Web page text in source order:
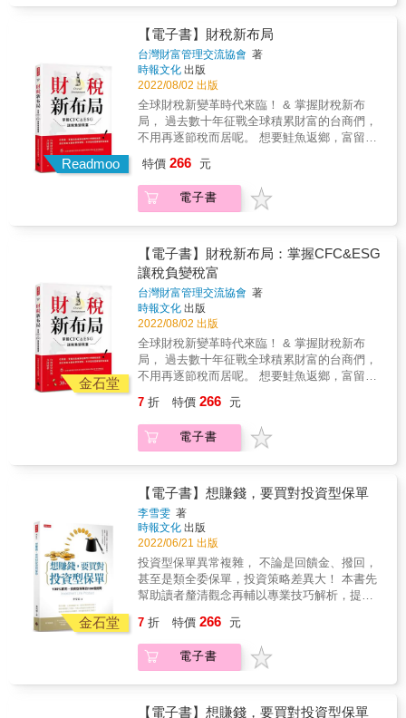
業、生活習慣和環境等不同，保單需求也不一
樣，不是每一種保險都要買！ ▲保險不是有買
就好，買錯保單繳一堆保費，小心最後不理
賠！ 買汽車會比較廠牌性能，買化妝品會比較
品牌功能。但是！很多人買保單卻不肯先做功
課，不是嫌種類太複雜麻煩，就是看到落落長
的條文先嚇到退三步，業務說買什麼就買什
麼，等到要申請醫療理賠時才發現自己買的是
儲蓄險，根本欲哭無淚＠＠ ▲保險專有名詞五
花八門，條款文字處處是陷阱 保險金額不等於
投保金額；保險費不等於保險費率。其他還有
預定利率、宣告利率、保單價值準備金、解約
金⋯⋯簡直讓人頭昏眼花。沒問題！《3天搞懂
▲打破錯誤的保險迷思，讓你辛苦賺來的錢花
在刀口上 家裡上有老，下有小，要先幫誰買保
單？買「儲蓄險」是在守財還是散財？「投資
型保單」是在避險還是冒險？保單可以分紅，
讓你滿心期待？保險買得多、金額繳得多，就
是最好的保障？本書將逐一說明各種對保險的
美麗誤會，幫你一邊守好錢包，一邊做好規
劃，迎接美滿無憂的人生！ 本書特色 1.循序漸
進的一問一答方式，讓保險小白迅速掌握買保
單的重點！ 2.自己先搞懂保險基本知識，不被
期間、停效、自負額、增加保額⋯本書以淺顯
直接的方式解釋專有名詞，另有筆記專欄詳細
解說，輕鬆易懂！ 3.完全圖解！將關鍵重點全
必死記硬背，自然而然融會貫通！附有各種圖
表、案例，快速找到重點、容易記憶。 4.專為
金字塔頂端客戶服務的梁亦鴻老師親自授課：
精心規劃3天課程，不用花時間出門上課，教你
如何分析本身需求，結合有利條件，幫未來的
自己和家人有效轉嫁風險，做好全方位規劃！
&
調升之後，儲蓄險的報酬還會高於定存嗎？ ・
投資型保單的「保費」不是固定，「保額」也
是變動的 ・實支實付醫療險真的會「實支實
付」嗎？ ・理賠金額遠不如預期、甚至無法理
賠時，該怎麼辦？ ・哪些是會被國稅局盯上的
投保特徵？ ・繳不出保費只好解約，已繳的就
當放水流。難道沒有其他辦法嗎？ ▲保險商品
百百款，哪些才是你最需要，也最符合你的需
求？ 保險基本上分為人身保險（壽險、醫療
險等）和財產保險（汽機車保險、住宅保險、
寵物險、責任保險等）。因為個人的年齡、職
業、生活習慣和環境等不同，保單需求也不一
樣，不是每一種保險都要買！ ▲保險不是有買
就好，買錯保單繳一堆保費，小心最後不理
賠！ 買汽車會比較廠牌性能，買化妝品會比較
品牌功能。但是！很多人買保單卻不肯先做功
課，不是嫌種類太複雜麻煩，就是看到落落長
的條文先嚇到退三步，業務說買什麼就買什
麼，等到要申請醫療理賠時才發現自己買的是
儲蓄險，根本欲哭無淚＠＠ ▲保險專有名詞五
花八門，條款文字處處是陷阱 保險金額不等於
預定利率、宣告利率、保單價值準備金、解約
金⋯⋯簡直讓人頭昏眼花。沒問題！《3天搞懂
保險規劃》用最簡潔易懂的文字幫你進入狀
況，圖表一看get重點，輕鬆看懂保單不求人！
在刀口上 家裡上有老，下有小，要先幫誰買保
單？買「儲蓄險」是在守財還是散財？「投資
型保單」是在避險還是冒險？保單可以分紅，
讓你滿心期待？保險買得多、金額繳得多，就
是最好的保障？本書將逐一說明各種對保險的
美麗誤會，幫你一邊守好錢包，一邊做好規
劃，迎接美滿無憂的人生！ 本書特色 1.循序漸
進的一問一答方式，讓保險小白迅速掌握買保
單的重點！ 2.自己先搞懂保險基本知識，不被
期間、停效、自負額、增加保額⋯本書以淺顯
直接的方式解釋專有名詞，另有筆記專欄詳細
解說，輕鬆易懂！ 3.完全圖解！將關鍵重點全
Readmoo
【電子書】財稅新布局
台灣財富管理交流協會 著
時報文化 出版
2022/08/02 出版
全球財稅新變革時代來臨！ & 掌握財稅新布
局， 過去數十年征戰全球積累財富的台商們，
不用再逐節稅而居呢。 想要鮭魚返鄉，富留後
名會計師、律師、企管專家，各依所長，彙整
豐富實務經驗，聯合執筆而成的財稅實用寶
典。 & 詳盡剖析該如何面對因為大數據查稅、
態稅制。而個人與企業要該如何調整面對稅負
的慣，就能擁抱財稅新布局，讓稅負變稅富。
& 本書特色： & ☑從現象、實戰到思維讓老闆
們不再聞稅色變 ☑過去傳統老闆會節稅避稅，
未來富老闆要懂用稅增富 ☑6位精通稅務法規的
會計師與律師以豐富實務經驗撰寫 ☑6個合法節
稅與守護財富必須懂的財稅關鍵字 ☑30個企業
主面對科技查稅與財務新制度常見問題
特價 266 元
電子書
金石堂
【電子書】財稅新布局：掌握CFC&ESG
讓稅負變稅富
台灣財富管理交流協會 著
時報文化 出版
2022/08/02 出版
全球財稅新變革時代來臨！ & 掌握財稅新布
局， 過去數十年征戰全球積累財富的台商們，
不用再逐節稅而居呢。 想要鮭魚返鄉，富留後
名會計師、律師、企管專家，各依所長，彙整
豐富實務經驗，聯合執筆而成的財稅實用寶
典。 & 詳盡剖析該如何面對因為大數據查稅、
態稅制。而個人與企業要該如何調整面對稅負
的慣，就能擁抱財稅新布局，讓稅負變稅富。
& 本書特色： & ☑從現象、實戰到思維讓老闆
們不再聞稅色變 ☑過去傳統老闆會節稅避稅，
未來富老闆要懂用稅增富 ☑6位精通稅務法規的
會計師與律師以豐富實務經驗撰寫 ☑6個合法節
稅與守護財富必須懂的財稅關鍵字 ☑30個企業
主面對科技查稅與財務新制度常見問題
7 折 特價 266 元
電子書
金石堂
【電子書】想賺錢，要買對投資型保單
李雪雯 著
時報文化 出版
2022/06/21 出版
投資型保單異常複雜， 不論是回饋金、撥回，
甚至是類全委保單，投資策略差異大！ 本書先
幫助讀者釐清觀念再輔以專業技巧解析，提供
興趣購買投資型保單的消費大眾們「解惑」，
更是保險業務員們最得力的「輔銷品」，輕鬆
提升業績！ & 4大特點，一次說明白： ■買「投
「投資型保險」？ ■如何分配資產，做好「投
7 折 特價 266 元
電子書
【電子書】想賺錢，要買對投資型保單